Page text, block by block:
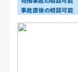
事故直後の相談可能